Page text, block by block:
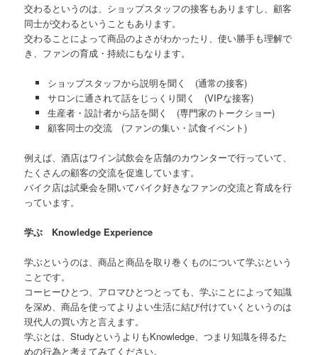
交わるというのは、ショップスタッフの接客もありますし、顧客
同士が交わるということもあります。
交わることによって商品のよさがわかったり、使い勝手も理解で
き、ファンの育成・持続にもなります。
ショップスタッフから説明を聞く (通常の接客)
サロンに通されて話をじっくり聞く (VIPな接客)
生産者・設計者から話を聞く (専門家のトークショー)
顧客同士の交流 (ファンの集い・試食イベント)
例えば、酒店はワイン試飲会を店舗のカウンターで行っていて、
たくさんの顧客の交流を促進しています。
バイク店は試乗会を開いてバイク好きなファンの交流と育成を行
っています。
学ぶ Knowledge Experience
学ぶというのは、商品と商品を取り巻くものについて学ぶという
ことです。
コーヒーひとつ、アロマひとつとっても、学ぶことによって知識
を深め、商品を使ってよりよい生活に結び付けていくというのは
現代人の買い方と言えます。
学ぶとは、StudyというよりもKnowledge、つまり知識を得るた
めの行為と考えてみてください。